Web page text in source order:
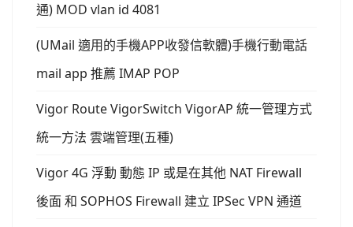
通) MOD vlan id 4081
(UMail 適用的手機APP收發信軟體)手機行動電話
mail app 推薦 IMAP POP
Vigor Route VigorSwitch VigorAP 統一管理方式
統一方法 雲端管理(五種)
Vigor 4G 浮動 動態 IP 或是在其他 NAT Firewall
後面 和 SOPHOS Firewall 建立 IPSec VPN 通道